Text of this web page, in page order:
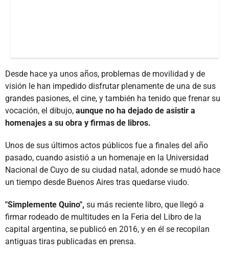
Desde hace ya unos años, problemas de movilidad y de
visión le han impedido disfrutar plenamente de una de sus
grandes pasiones, el cine, y también ha tenido que frenar su
vocación, el dibujo, aunque no ha dejado de asistir a
homenajes a su obra y firmas de libros.
Unos de sus últimos actos públicos fue a finales del año
pasado, cuando asistió a un homenaje en la Universidad
Nacional de Cuyo de su ciudad natal, adonde se mudó hace
un tiempo desde Buenos Aires tras quedarse viudo.
"Simplemente Quino", su más reciente libro, que llegó a
firmar rodeado de multitudes en la Feria del Libro de la
capital argentina, se publicó en 2016, y en él se recopilan
antiguas tiras publicadas en prensa.